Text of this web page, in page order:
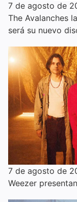
7 de agosto de
The Avalanches
será su nuevo
7 de agosto de
Weezer